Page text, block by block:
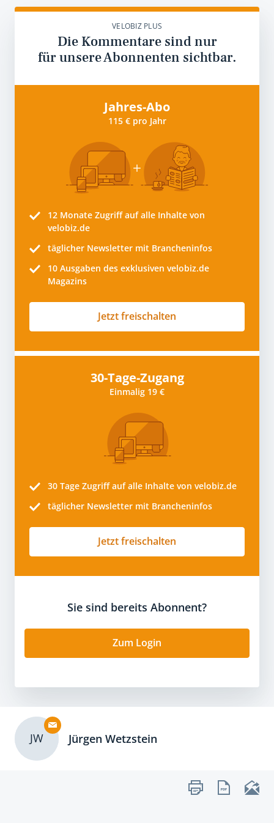
VELOBIZ PLUS
Die Kommentare sind nur
für unsere Abonnenten sichtbar.
Jahres-Abo
115 € pro Jahr
12 Monate Zugriff auf alle Inhalte von
velobiz.de
täglicher Newsletter mit Brancheninfos
10 Ausgaben des exklusiven velobiz.de
Magazins
Jetzt freischalten
30-Tage-Zugang
Einmalig 19 €
30 Tage Zugriff auf alle Inhalte von velobiz.de
täglicher Newsletter mit Brancheninfos
Jetzt freischalten
Sie sind bereits Abonnent?
Zum Login
JW Jürgen Wetzstein